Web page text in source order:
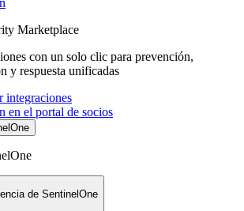
Marketplace
con un solo clic para prevención,
y respuesta unificadas
integraciones
en el portal de socios
de SentinelOne